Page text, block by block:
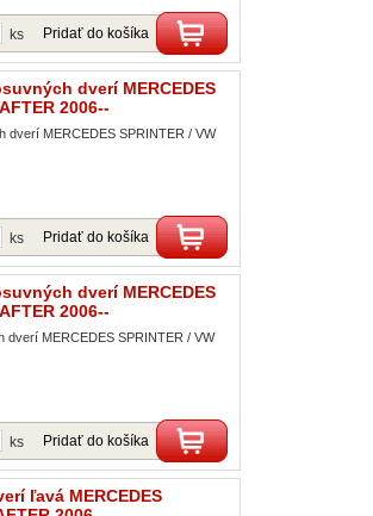
Pridať do košíka
ks
dverí MERCEDES
2006--
dverí MERCEDES SPRINTER / VW
Pridať do košíka
ks
dverí MERCEDES
2006--
dverí MERCEDES SPRINTER / VW
Pridať do košíka
ks
ľavá MERCEDES